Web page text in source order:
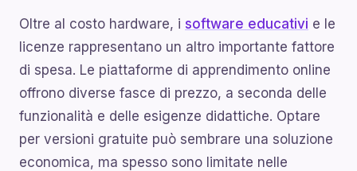
Oltre al costo hardware, i software educativi e le
licenze rappresentano un altro importante fattore
di spesa. Le piattaforme di apprendimento online
offrono diverse fasce di prezzo, a seconda delle
funzionalità e delle esigenze didattiche. Optare
per versioni gratuite può sembrare una soluzione
economica, ma spesso sono limitate nelle